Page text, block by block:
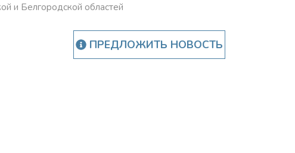
и Белгородской областей
ПРЕДЛОЖИТЬ НОВОСТЬ